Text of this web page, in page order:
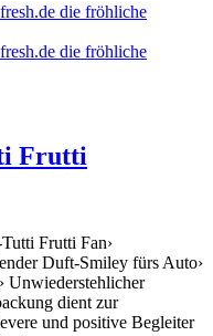
Frutti
Frutti Fan›
Duft-Smiley fürs Auto›
Unwiederstehlicher
dient zur
und positive Begleiter